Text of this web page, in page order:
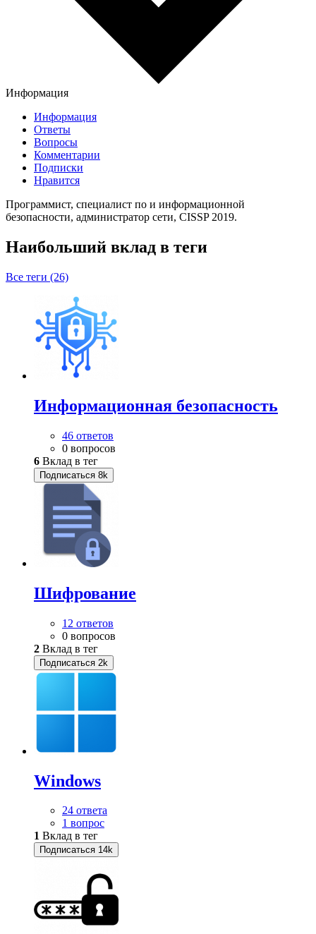
Информация
Информация
Ответы
Вопросы
Комментарии
Подписки
Нравится
Программист, специалист по и информационной
безопасности, администратор сети, CISSP 2019.
Наибольший вклад в теги
Все теги (26)
Информационная безопасность
46 ответов
0 вопросов
6 Вклад в тег
Подписаться 8k
Шифрование
12 ответов
0 вопросов
2 Вклад в тег
Подписаться 2k
Windows
24 ответа
1 вопрос
1 Вклад в тег
Подписаться 14k